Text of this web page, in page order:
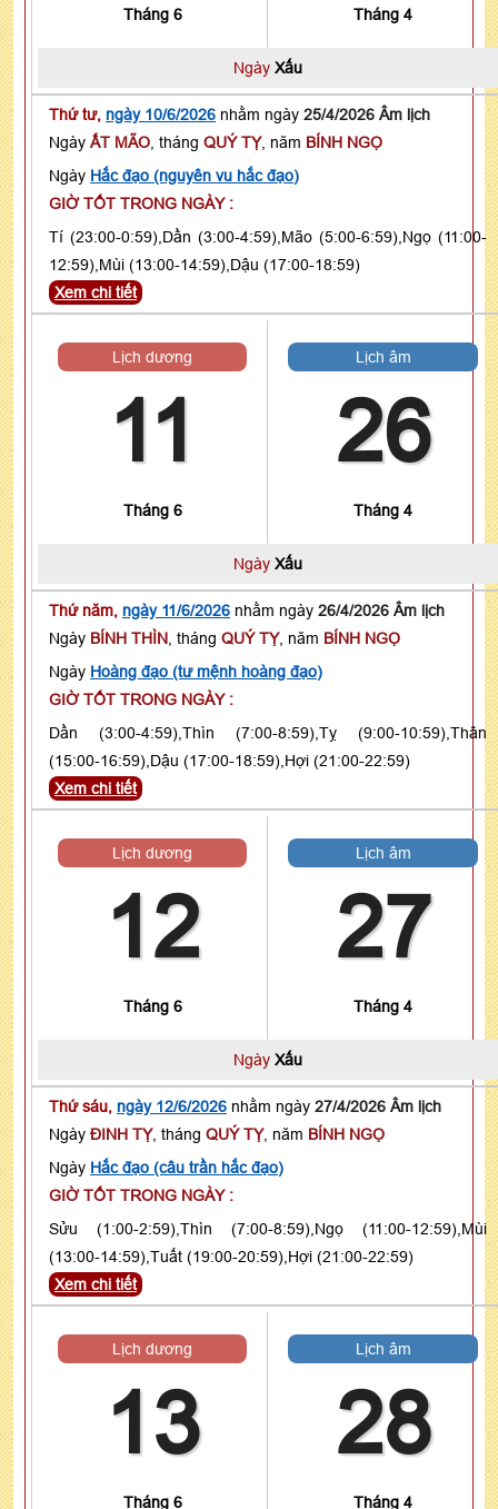
Tháng 6 Tháng 4
Ngày Xấu
Thứ tư, ngày 10/6/2026 nhằm ngày 25/4/2026 Âm lịch
Ngày ẤT MÃO , tháng QUÝ TỴ, năm BÍNH NGỌ
Ngày Hắc đạo (nguyên vu hắc đạo)
GIỜ TỐT TRONG NGÀY :
Tí (23:00-0:59),Dần (3:00-4:59),Mão (5:00-6:59),Ngọ (11:00-
12:59),Mùi (13:00-14:59),Dậu (17:00-18:59)
Xem chi tiết
Lịch dương
11
Tháng 6
Lịch âm
26
Tháng 4
Ngày Xấu
Thứ năm, ngày 11/6/2026 nhằm ngày 26/4/2026 Âm lịch
Ngày BÍNH THÌN , tháng QUÝ TỴ, năm BÍNH NGỌ
Ngày Hoàng đạo (tư mệnh hoàng đạo)
GIỜ TỐT TRONG NGÀY :
Dần (3:00-4:59),Thìn (7:00-8:59),Tỵ (9:00-10:59),Thân
(15:00-16:59),Dậu (17:00-18:59),Hợi (21:00-22:59)
Xem chi tiết
Lịch dương
12
Tháng 6
Lịch âm
27
Tháng 4
Ngày Xấu
Thứ sáu, ngày 12/6/2026 nhằm ngày 27/4/2026 Âm lịch
Ngày ĐINH TỴ, tháng QUÝ TỴ, năm BÍNH NGỌ
Ngày Hắc đạo (câu trần hắc đạo)
GIỜ TỐT TRONG NGÀY :
Sửu (1:00-2:59),Thìn (7:00-8:59),Ngọ (11:00-12:59),Mùi
(13:00-14:59),Tuất (19:00-20:59),Hợi (21:00-22:59)
Xem chi tiết
Lịch dương
13
Tháng 6
Lịch âm
28
Tháng 4